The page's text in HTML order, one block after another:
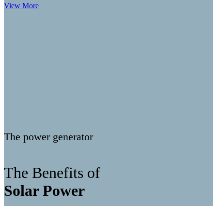
View More
The power generator
The Benefits of
Solar Power